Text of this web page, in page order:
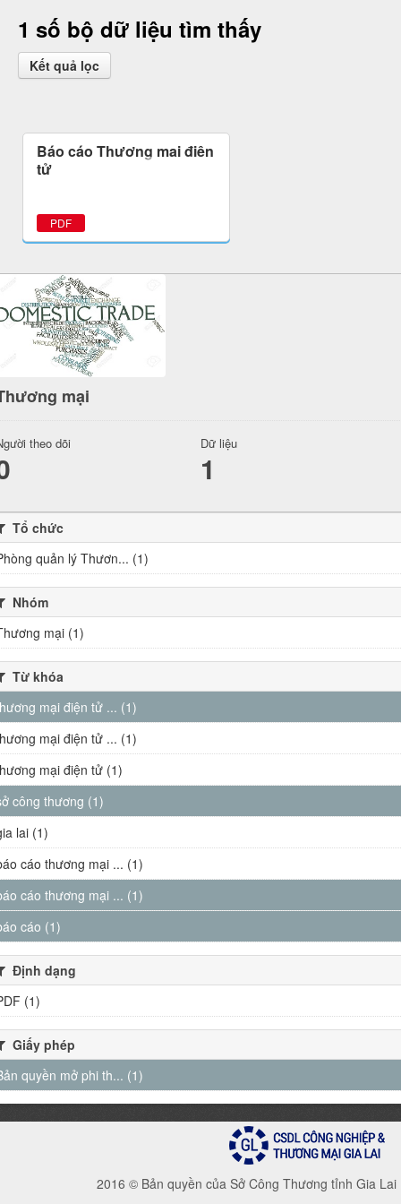
1 số bộ dữ liệu tìm thấy
Kết quả lọc
Báo cáo Thương mại điện
tử
PDF
mại
theo dõi Dữ liệu
1
Tổ chức
quản lý Thươn... (1)
Nhóm
mại (1)
Từ khóa
mại điện tử ... (1)
mại điện tử ... (1)
mại điện tử (1)
công thương (1)
lai (1)
cáo thương mại ... (1)
cáo thương mại ... (1)
cáo (1)
Định dạng
(1)
Giấy phép
quyền mở phi th... (1)
2016 © Bản quyền của Sở Công Thương tỉnh Gia Lai